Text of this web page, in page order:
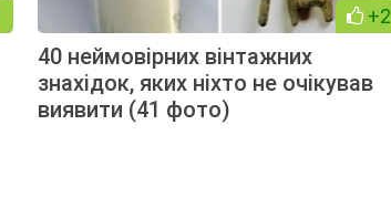
+2
40 неймовірних вінтажних
знахідок, яких ніхто не очікував
виявити (41 фото)